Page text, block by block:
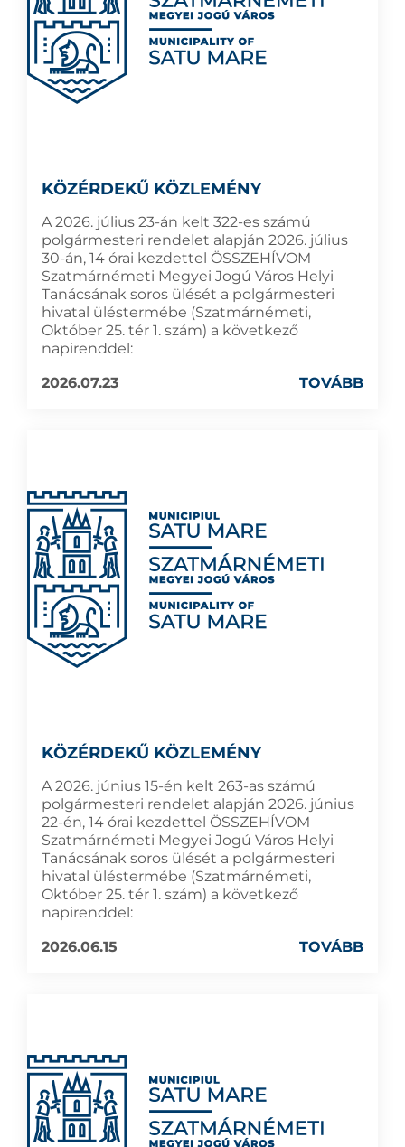
KÖZÉRDEKŰ KÖZLEMÉNY
A 2026. július 23-án kelt 322-es számú
polgármesteri rendelet alapján 2026. július
30-án, 14 órai kezdettel ÖSSZEHÍVOM
Szatmárnémeti Megyei Jogú Város Helyi
Tanácsának soros ülését a polgármesteri
hivatal üléstermébe (Szatmárnémeti,
Október 25. tér 1. szám) a következő
napirenddel:
2026.07.23
TOVÁBB
KÖZÉRDEKŰ KÖZLEMÉNY
A 2026. június 15-én kelt 263-as számú
polgármesteri rendelet alapján 2026. június
22-én, 14 órai kezdettel ÖSSZEHÍVOM
Szatmárnémeti Megyei Jogú Város Helyi
Tanácsának soros ülését a polgármesteri
hivatal üléstermébe (Szatmárnémeti,
Október 25. tér 1. szám) a következő
napirenddel:
2026.06.15
TOVÁBB